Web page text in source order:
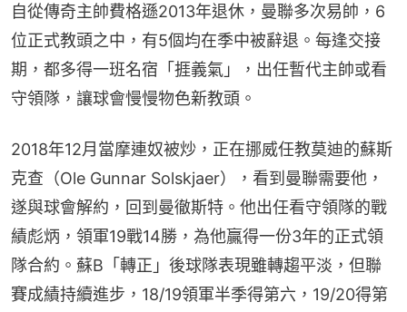
自從傳奇主帥費格遜2013年退休，曼聯多次易帥，6
位正式教頭之中，有5個均在季中被辭退。每逢交接
期，都多得一班名宿「捱義氣」，出任暫代主帥或看
守領隊，讓球會慢慢物色新教頭。
2018年12月當摩連奴被炒，正在挪威任教莫迪的蘇斯
克查（Ole Gunnar Solskjaer），看到曼聯需要他，
遂與球會解約，回到曼徹斯特。他出任看守領隊的戰
績彪炳，領軍19戰14勝，為他贏得一份3年的正式領
隊合約。蘇B「轉正」後球隊表現雖轉趨平淡，但聯
賽成績持續進步，18/19領軍半季得第六，19/20得第